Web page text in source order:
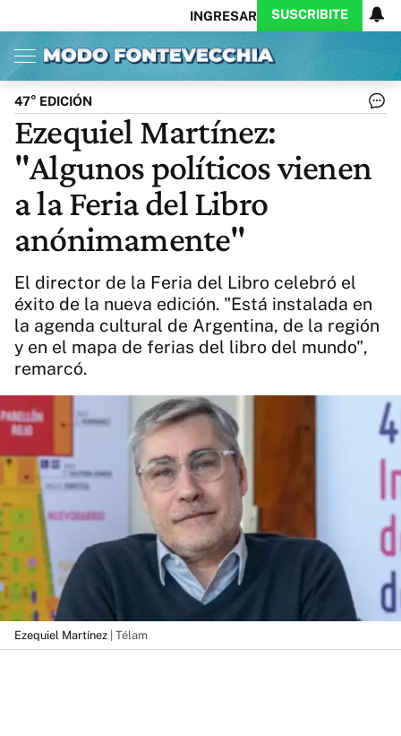
INGRESAR SUSCRIBITE
Inicio Ahora
Opinión
Política
Ciencia
Cultura
Arte
Educación
Internacional
Deportes
CARAS
Exitoina
Turismo
Videos
Córdoba
Business
Noticias
Diario del Juicio
Actualidad
47° EDICIÓN
Ezequiel Martínez:
"Algunos políticos vienen
a la Feria del Libro
anónimamente"
El director de la Feria del Libro celebró el
éxito de la nueva edición. "Está instalada en
la agenda cultural de Argentina, de la región
y en el mapa de ferias del libro del mundo",
remarcó.
Ezequiel Martínez | Télam